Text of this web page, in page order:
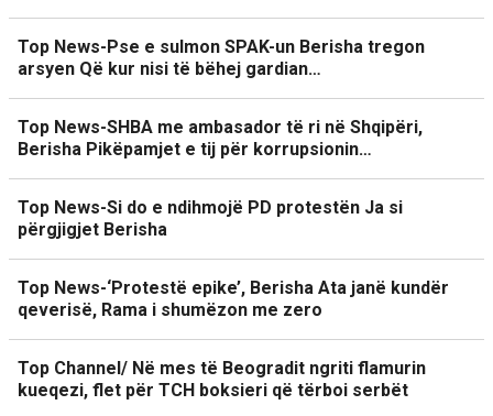
Top News-Pse e sulmon SPAK-un Berisha tregon
arsyen Që kur nisi të bëhej gardian…
Top News-SHBA me ambasador të ri në Shqipëri,
Berisha Pikëpamjet e tij për korrupsionin…
Top News-Si do e ndihmojë PD protestën Ja si
përgjigjet Berisha
Top News-‘Protestë epike’, Berisha Ata janë kundër
qeverisë, Rama i shumëzon me zero
Top Channel/ Në mes të Beogradit ngriti flamurin
kueqezi, flet për TCH boksieri që tërboi serbët